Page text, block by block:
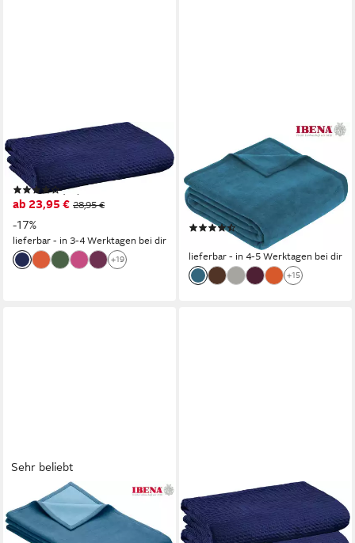
ERWIN MÜLLER
Wohndecke Sommerdecke
"Siena", Baumwolle Uni
(84)
ab 23,95 € 28,95 €
-17%
lieferbar - in 3-4 Werktagen bei dir
+19
Wohndecke Luxus,
verschiedene Größen, uni,
Kuscheldecke, Premium,
made in Europe!
(2618)
ab 38,89 €
lieferbar - in 4-5 Werktagen bei dir
+15
Sehr beliebt
IBENA
Wohndecke Cotton Pur, in
trendigen Farben
ERWIN MÜLLER
Wohndecke Sommerdecke
"Siena" 2er-Pack, Baumwolle